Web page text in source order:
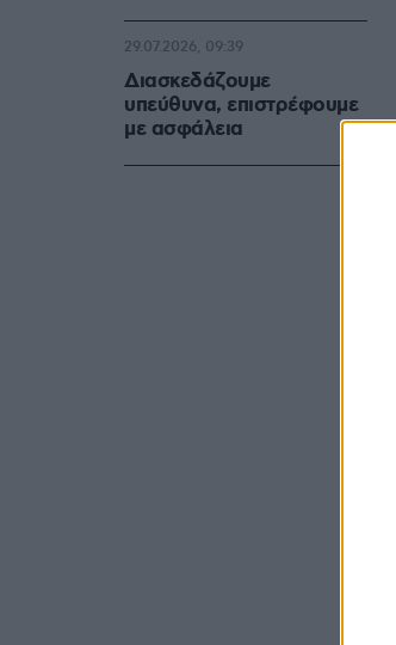
Διασκεδάζουμε
υπεύθυνα, επιστρέφουμε
με ασφάλεια
29.07.2026, 09:39